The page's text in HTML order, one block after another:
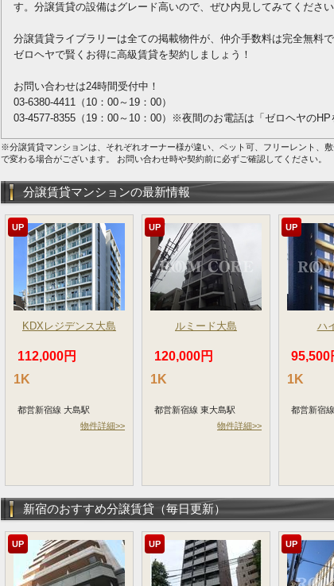
す。分譲賃貸の設備はグレード高いので、ぜひ内見してみてください
分譲賃貸ライブラリーは全ての掲載物件が、仲介手数料は完全無料で
ゼロヘヤで賢くお得に高級賃貸を契約しましょう！
お問い合わせは24時間受付中！
03-6380-4411（10：00～19：00）
03-4577-8355（19：00～10：00）※夜間のお電話は「ゼロヘヤのHP
※分譲賃貸マンションは、それぞれオーナー様が違い、ペット可、フリーレント、
で変わる場合がございます。 お問い合わせ時や契約前に必ずご確認してください。
分譲賃貸マンションの最新情報
UP
KDXレジデンス大島
112,000円
1K
都営新宿線 大島駅
物件詳細>>
UP
ルミード大島
120,000円
1K
都営新宿線 東大島駅
物件詳細>>
UP
ハ
95,500
1K
都営新宿
新宿のおすすめ分譲賃貸（毎日更新）
UP UP UP